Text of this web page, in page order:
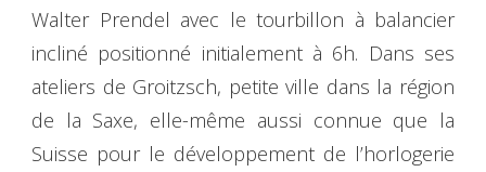
Walter Prendel avec le tourbillon à balancier
incliné positionné initialement à 6h. Dans ses
ateliers de Groitzsch, petite ville dans la région
de la Saxe, elle-même aussi connue que la
Suisse pour le développement de l’horlogerie